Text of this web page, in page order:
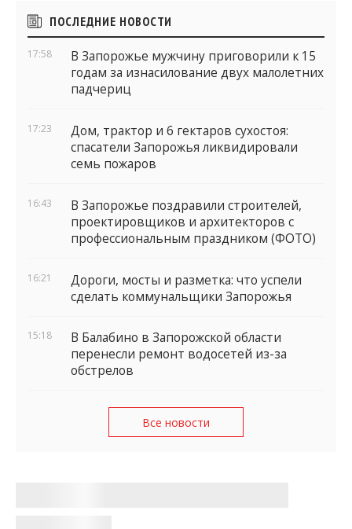
Боковые
виджеты
ПОСЛЕДНИЕ НОВОСТИ
17:58
В Запорожье мужчину приговорили к 15
годам за изнасилование двух малолетних
падчериц
17:23
Дом, трактор и 6 гектаров сухостоя:
спасатели Запорожья ликвидировали
семь пожаров
16:43
В Запорожье поздравили строителей,
проектировщиков и архитекторов с
профессиональным праздником (ФОТО)
16:21
Дороги, мосты и разметка: что успели
сделать коммунальщики Запорожья
15:18
В Балабино в Запорожской области
перенесли ремонт водосетей из-за
обстрелов
Все новости